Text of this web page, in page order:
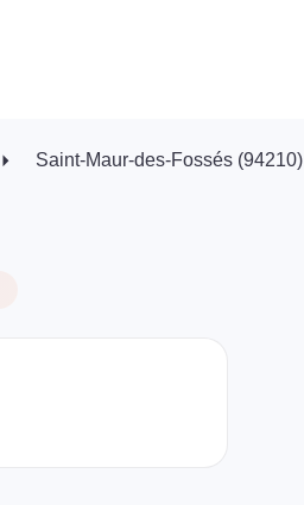
Saint-Maur-des-Fossés (94210)